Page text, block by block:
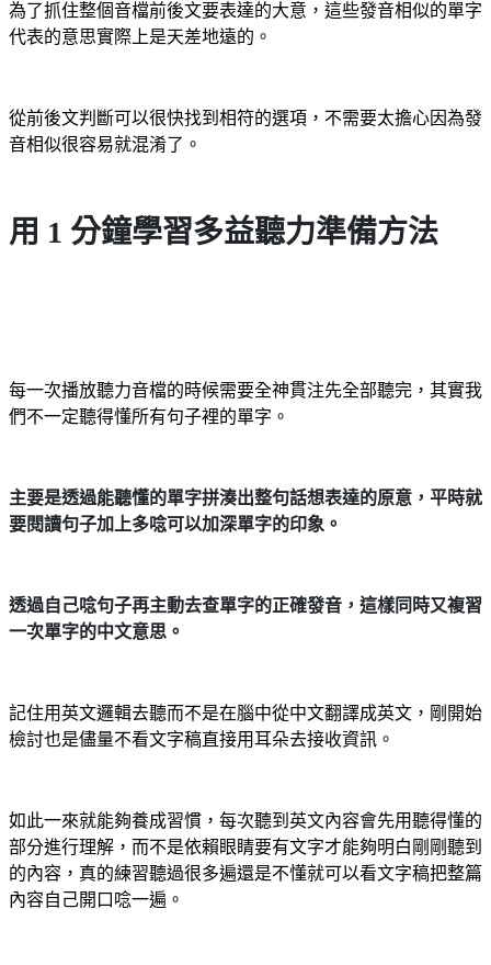
為了抓住整個音檔前後文要表達的大意，這些發音相似的單字
代表的意思實際上是天差地遠的。
從前後文判斷可以很快找到相符的選項，不需要太擔心因為發
音相似很容易就混淆了。
用 1 分鐘學習多益聽力準備方法
每一次播放聽力音檔的時候需要全神貫注先全部聽完，其實我
們不一定聽得懂所有句子裡的單字。
主要是透過能聽懂的單字拼湊出整句話想表達的原意，平時就
要閱讀句子加上多唸可以加深單字的印象。
透過自己唸句子再主動去查單字的正確發音，這樣同時又複習
一次單字的中文意思。
記住用英文邏輯去聽而不是在腦中從中文翻譯成英文，剛開始
檢討也是儘量不看文字稿直接用耳朵去接收資訊。
如此一來就能夠養成習慣，每次聽到英文內容會先用聽得懂的
部分進行理解，而不是依賴眼睛要有文字才能夠明白剛剛聽到
的內容，真的練習聽過很多遍還是不懂就可以看文字稿把整篇
內容自己開口唸一遍。